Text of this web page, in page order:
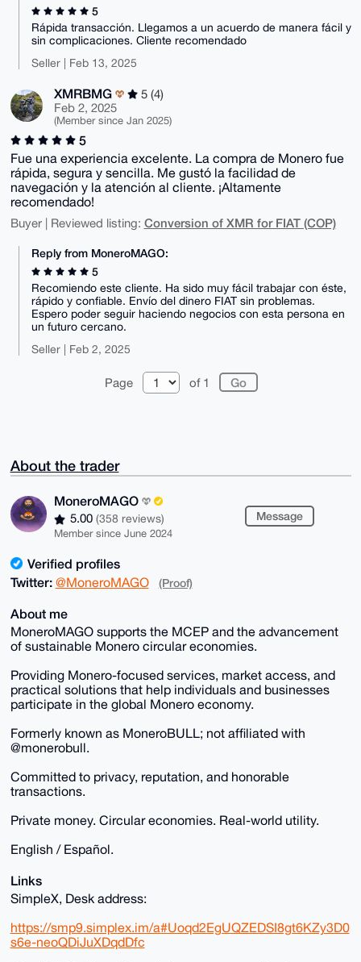
5
Rápida transacción. Llegamos a un acuerdo de manera fácil y
sin complicaciones. Cliente recomendado
Seller | Feb 13, 2025
XMRBMG
5 (4)
Feb 2, 2025
(Member since Jan 2025)
5
Fue una experiencia excelente. La compra de Monero fue
rápida, segura y sencilla. Me gustó la facilidad de
navegación y la atención al cliente. ¡Altamente
recomendado!
Buyer | Reviewed listing: Conversion of XMR for FIAT (COP)
Reply from MoneroMAGO:
5
Recomiendo este cliente. Ha sido muy fácil trabajar con éste,
rápido y confiable. Envío del dinero FIAT sin problemas.
Espero poder seguir haciendo negocios con esta persona en
un futuro cercano.
Seller | Feb 2, 2025
Page of 1
About the trader
MoneroMAGO
5.00 (358 reviews)
Member since June 2024
Message
Verified profiles
Twitter: @MoneroMAGO (Proof)
About me
MoneroMAGO supports the MCEP and the advancement
of sustainable Monero circular economies.
Providing Monero-focused services, market access, and
practical solutions that help individuals and businesses
participate in the global Monero economy.
Formerly known as MoneroBULL; not affiliated with
@monerobull.
Committed to privacy, reputation, and honorable
transactions.
Private money. Circular economies. Real-world utility.
English / Español.
Links
SimpleX, Desk address:
https://smp9.simplex.im/a#Uoqd2EgUQZEDSI8gt6KZy3D0
s6e-neoQDiJuXDqdDfc